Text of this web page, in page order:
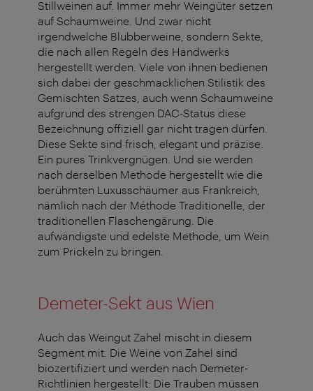
Stillweinen auf. Immer mehr Weingüter setzen
auf Schaumweine. Und zwar nicht
irgendwelche Blubberweine, sondern Sekte,
die nach allen Regeln des Handwerks
hergestellt werden. Viele von ihnen bedienen
sich dabei der geschmacklichen Stilistik des
Gemischten Satzes, auch wenn Schaumweine
aufgrund des strengen DAC-Status diese
Bezeichnung offiziell gar nicht tragen dürfen.
Diese Sekte sind frisch, elegant und präzise.
Ein pures Trinkvergnügen. Und sie werden
nach derselben Methode hergestellt wie die
berühmten Luxusschäumer aus Frankreich,
nämlich nach der Méthode Traditionelle, der
traditionellen Flaschengärung. Die
aufwändigste und edelste Methode, um Wein
zum Prickeln zu bringen.
Demeter-Sekt aus Wien
Auch das Weingut Zahel mischt in diesem
Segment mit. Die Weine von Zahel sind
biozertifiziert und werden nach Demeter-
Richtlinien hergestellt: Die Trauben müssen